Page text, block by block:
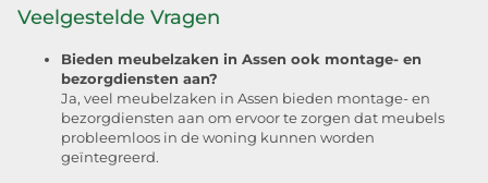
Veelgestelde Vragen
Bieden meubelzaken in Assen ook montage- en
bezorgdiensten aan?
Ja, veel meubelzaken in Assen bieden montage- en
bezorgdiensten aan om ervoor te zorgen dat meubels
probleemloos in de woning kunnen worden
geïntegreerd.